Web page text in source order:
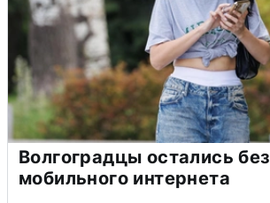
Волгоградцы остались без
мобильного интернета